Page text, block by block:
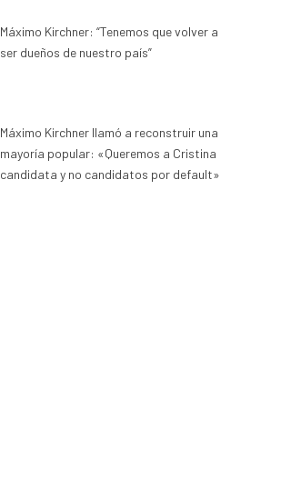
Máximo Kirchner: “Tenemos que volver a
ser dueños de nuestro país”
Máximo Kirchner llamó a reconstruir una
mayoría popular: «Queremos a Cristina
candidata y no candidatos por default»